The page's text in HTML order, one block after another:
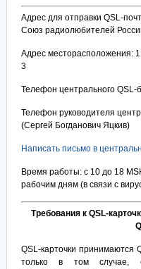
Адрес для отправки QSL-
Союз радиолюбителей
Адрес месторасположения:
3
Телефон центрального
Телефон руководителя
(Сергей Богданович Яцкив)
Написать письмо в
Время работы: с 10 до 18
рабочим дням (в связи с
Требования к QSL-
QSL-карточки
только в том случае,